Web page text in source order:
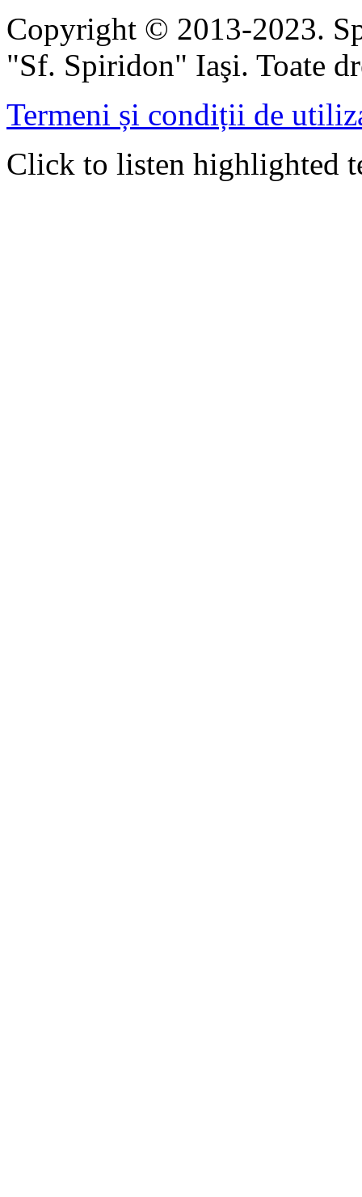
Copyright © 2013-2023.
"Sf. Spiridon" Iaşi. Toate
Termeni și condiții de
Click to listen highlighted